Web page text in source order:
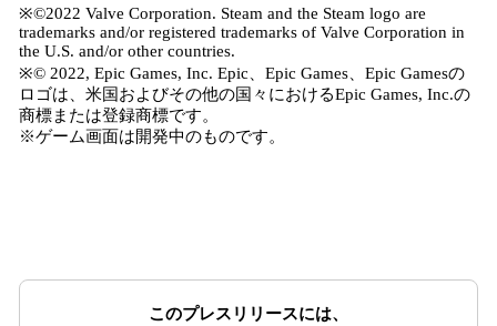
※©2022 Valve Corporation. Steam and the Steam logo are
trademarks and/or registered trademarks of Valve Corporation in
the U.S. and/or other countries.
※© 2022, Epic Games, Inc. Epic、Epic Games、Epic Gamesの
ロゴは、米国およびその他の国々におけるEpic Games, Inc.の
商標または登録商標です。
※ゲーム画面は開発中のものです。
このプレスリリースには、